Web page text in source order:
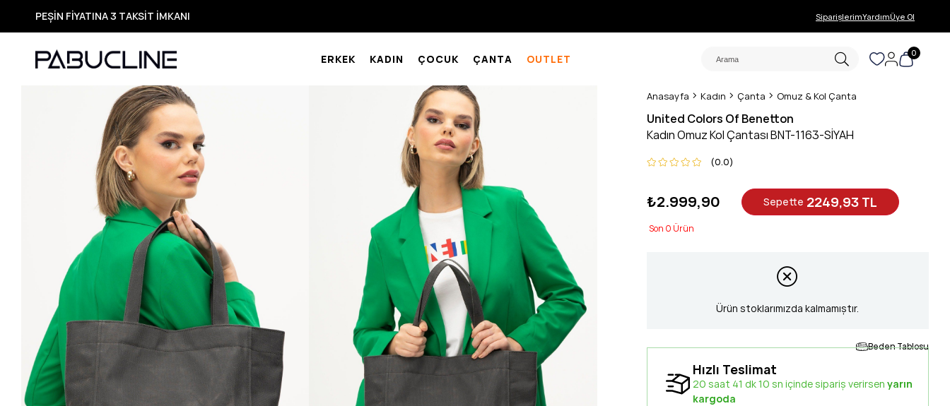
PEŞİN FİYATINA 3 TAKSİT İMKANI
TÜM ÜRÜNLERDE ÜCRETSİZ KARGO
Yeni Sezon Ürünlerde Özel Fırsatlar
Seçili Ürünlerde Hızlı Teslimat
SiparişlerimYardımÜye Ol
ERKEK KADIN ÇOCUK ÇANTA OUTLET 0
Anasayfa Kadın Çanta Omuz & Kol Çanta
United Colors Of Benetton
Kadın Omuz Kol Çantası BNT-1163-SİYAH
0.0
₺2.999,90 Sepette 2249,93 TL
0
Ürün stoklarımızda kalmamıştır.
Beden Tablosu
Hızlı Teslimat
20 saat 41 dk 09 sn içinde sipariş verirsen
yarın kargoda